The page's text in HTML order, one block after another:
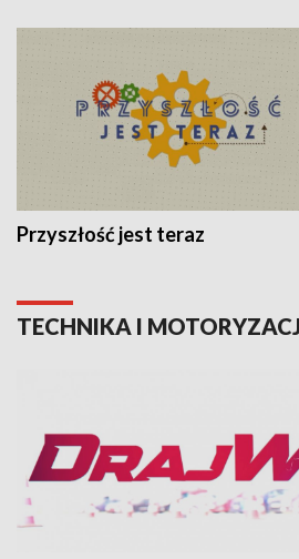
Przyszłość jest teraz
TECHNIKA I